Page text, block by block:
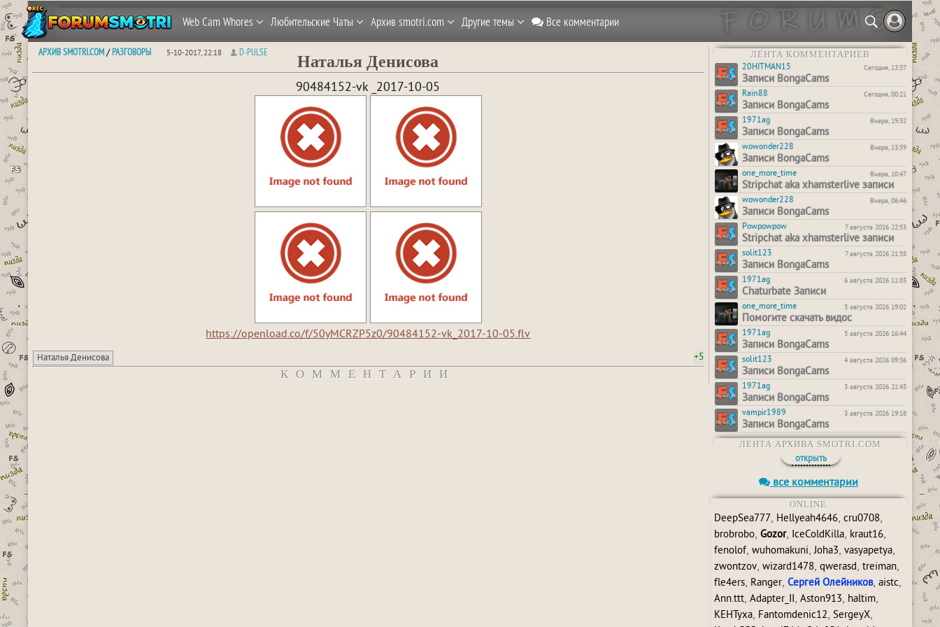
Web Cam Whores Любительские Чаты Архив smotri.com Другие темы Все комментарии
АРХИВ SMOTRI.COM/РАЗГОВОРЫ 5-10-2017, 22:18 D-PULSE
Наталья Денисова
90484152-vk _2017-10-05
https://openload.co/f/50yMCRZP5z0/90484152-vk_2017-10-05.flv
Наталья Денисова +5
КОММЕНТАРИИ
ЛЕНТА КОММЕНТАРИЕВ
20HITMAN15
Сегодня, 13:57
Записи BongaCams
Rain88 Сегодня, 00:21
Записи BongaCams
1971ag Вчера, 19:32
Записи BongaCams
wowonder228 Вчера, 13:59
Записи BongaCams
one_more_time Вчера, 10:47
Stripchat aka xhamsterlive записи
wowonder228 Вчера, 06:46
Записи BongaCams
Powpowpow 7 августа 2026 22:53
Stripchat aka xhamsterlive записи
solit123 7 августа 2026 21:58
Записи BongaCams
1971ag 6 августа 2026 11:03
Chaturbate Записи
one_more_time 5 августа 2026 19:02
Помогите скачать видос
1971ag 5 августа 2026 16:44
Записи BongaCams
solit123 4 августа 2026 09:36
Записи BongaCams
1971ag 3 августа 2026 21:45
Записи BongaCams
vampir1989 3 августа 2026 19:18
Записи BongaCams
ЛЕНТА АРХИВА SMOTRI.COM
открыть
все комментарии
ONLINE
DeepSea777, Hellyeah4646, cru0708,
brobrobo, Gozor, IceColdKilla, kraut16,
fenolof, wuhomakuni,Joha3, vasyapetya,
zwontzov, wizard1478, qwerasd, treiman,
fle4ers, Ranger, Сергей Олейников, aistc,
Ann.ttt, Adapter_II, Aston913, haltim,
KEHTyxa, Fantomdenic12, SergeyX,